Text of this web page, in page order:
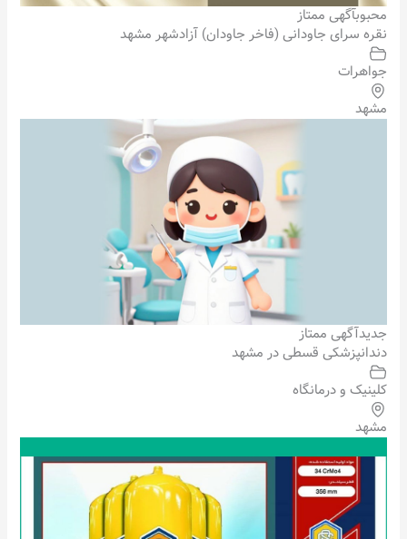
محبوبآگهی ممتاز
نقره سرای جاودانی (فاخر جاودان) آزادشهر مشهد
جواهرات
مشهد
جدیدآگهی ممتاز
دندانپزشکی قسطی در مشهد
کلینیک و درمانگاه
مشهد